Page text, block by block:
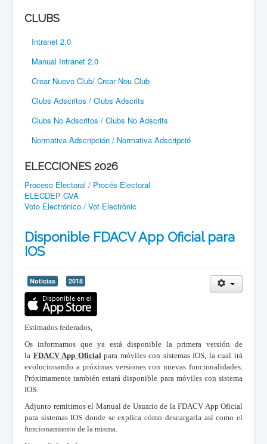
CLUBS
Intranet 2.0
Manual Intranet 2.0
Crear Nuevo Club/ Crear Nou Club
Clubs Adscritos / Clubs Adscrits
Clubs No Adscritos / Clubs No Adscrits
Normativa Adscripción / Normativa Adscripció
ELECCIONES 2026
Proceso Electoral / Procés Electoral
ELECDEP GVA
Voto Electrónico / Vot Electrònic
Disponible FDACV App Oficial para
IOS
Noticias 2018
Estimados federados,
Os informamos que ya está disponible la primera versión de
la FDACV App Oficial para móviles con sistemas IOS, la cual irá
evolucionando a próximas versiones con nuevas funcionalidades.
Próximamente también estará disponible para móviles con sistema
IOS.
Adjunto remitimos el Manual de Usuario de la FDACV App Oficial
para sistemas IOS donde se explica cómo descargarla así como el
funcionamiento de la misma.